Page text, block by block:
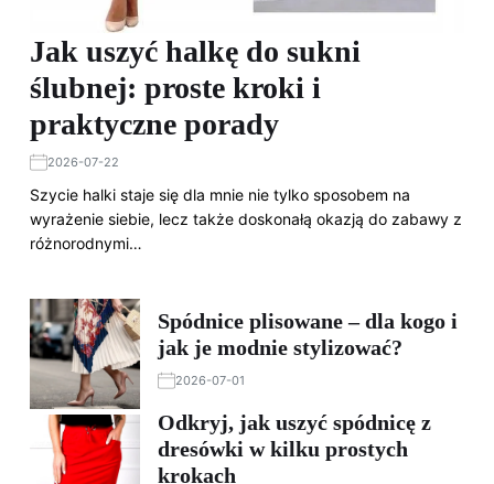
Jak uszyć halkę do sukni
ślubnej: proste kroki i
praktyczne porady
2026-07-22
Szycie halki staje się dla mnie nie tylko sposobem na
wyrażenie siebie, lecz także doskonałą okazją do zabawy z
różnorodnymi…
Spódnice plisowane – dla kogo i
jak je modnie stylizować?
2026-07-01
Odkryj, jak uszyć spódnicę z
dresówki w kilku prostych
krokach